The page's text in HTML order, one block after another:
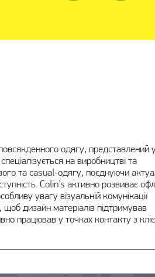
одягу, представлений
на виробництві та
та casual-одягу, поєднуючи
Colin’s активно розвиває
увагу візуальній комунікації
дизайн матеріалів підтримував
працював у точках контакту з